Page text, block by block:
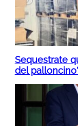
Sequestrate
del